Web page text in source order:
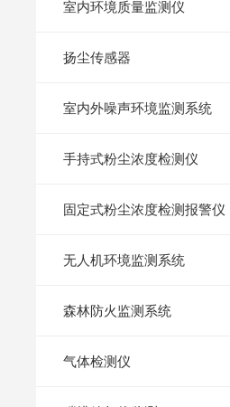
室内环境质量监测仪
扬尘传感器
室内外噪声环境监测系统
手持式粉尘浓度检测仪
固定式粉尘浓度检测报警仪
无人机环境监测系统
森林防火监测系统
气体检测仪